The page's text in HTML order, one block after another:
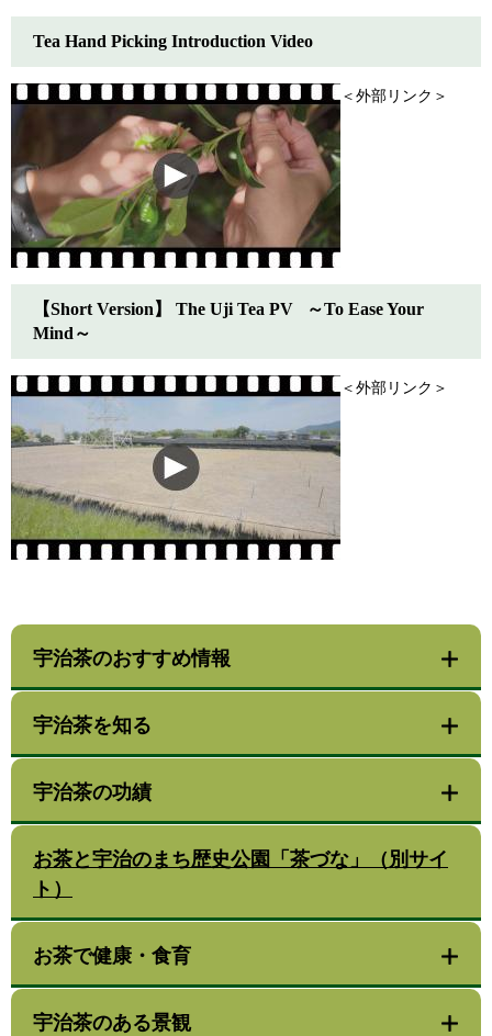
Tea Hand Picking Introduction Video​
＜外部リンク＞
【Short Version】 The Uji Tea PV ～To Ease Your
Mind～​
＜外部リンク＞
宇治茶のおすすめ情報
宇治茶を知る
宇治茶の功績
お茶と宇治のまち歴史公園「茶づな」（別サイ
ト）
お茶で健康・食育
宇治茶のある景観